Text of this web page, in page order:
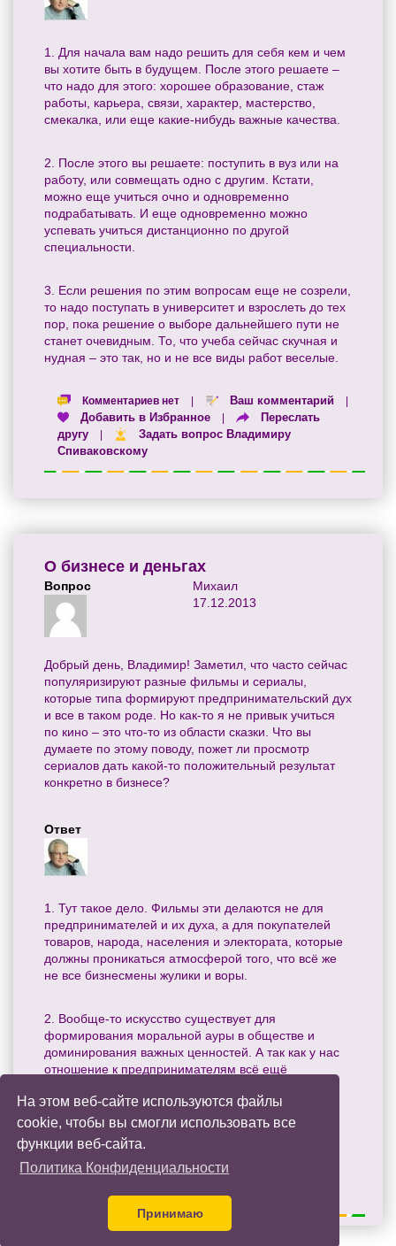
На этом веб-сайте используются файлы
cookie, чтобы вы смогли использовать все
функции веб-сайта.
Политика Конфиденциальности
Принимаю
1. Для начала вам надо решить для себя кем и чем
вы хотите быть в будущем. После этого решаете –
что надо для этого: хорошее образование, стаж
работы, карьера, связи, характер, мастерство,
смекалка, или еще какие-нибудь важные качества.
2. После этого вы решаете: поступить в вуз или на
работу, или совмещать одно с другим. Кстати,
можно еще учиться очно и одновременно
подрабатывать. И еще одновременно можно
успевать учиться дистанционно по другой
специальности.
3. Если решения по этим вопросам еще не созрели,
то надо поступать в университет и взрослеть до тех
пор, пока решение о выборе дальнейшего пути не
станет очевидным. То, что учеба сейчас скучная и
нудная – это так, но и не все виды работ веселые.
Комментариев нет Ваш комментарий
Добавить в Избранное
Переслать
другу
Задать вопрос Владимиру
Спиваковскому
О бизнесе и деньгах
Вопрос
Михаил
17.12.2013
Добрый день, Владимир! Заметил, что часто сейчас
популяризируют разные фильмы и сериалы,
которые типа формируют предпринимательский дух
и все в таком роде. Но как-то я не привык учиться
по кино – это что-то из области сказки. Что вы
думаете по этому поводу, пожет ли просмотр
сериалов дать какой-то положительный результат
конкретно в бизнесе?
Ответ
1. Тут такое дело. Фильмы эти делаются не для
предпринимателей и их духа, а для покупателей
товаров, народа, населения и электората, которые
должны проникаться атмосферой того, что всё же
не все бизнесмены жулики и воры.
2. Вообще-то искусство существует для
формирования моральной ауры в обществе и
доминирования важных ценностей. А так как у нас
отношение к предпринимателям всё ещё
полезен и нужен.
1 Комментарий
Добавить в Избранное |
другу
Задать вопрос Владимиру
Спиваковскому